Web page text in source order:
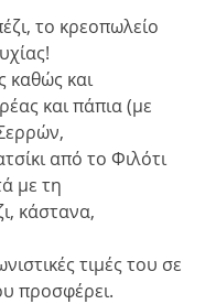
το κρεοπωλείο
καθώς και
και πάπια (με
από το Φιλότι
με τη
κάστανα,
τιμές του σε
προσφέρει.